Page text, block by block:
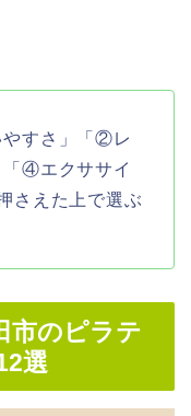
すさ」「②レ
④エクササイ
さえた上で選ぶ
市のピラテ
選